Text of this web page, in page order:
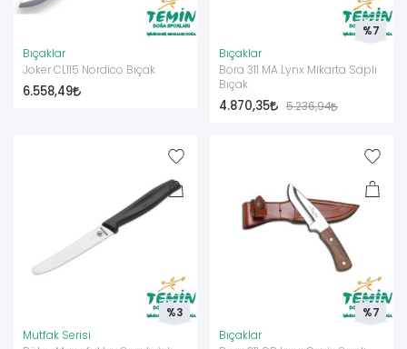
Bıçaklar
Joker CL115 Nordico Bıçak
6.558,49
Bıçaklar
Bora 311 MA Lynx Mikarta Saplı
Bıçak
4.870,35 5.236,94
%7
Mutfak Serisi
%3
Bıçaklar
%7